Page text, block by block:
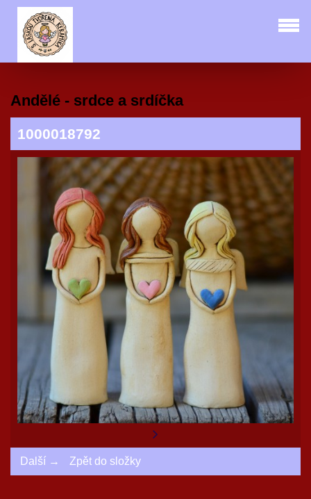
Andělé - srdce a srdíčka
1000018792
Další → Zpět do složky